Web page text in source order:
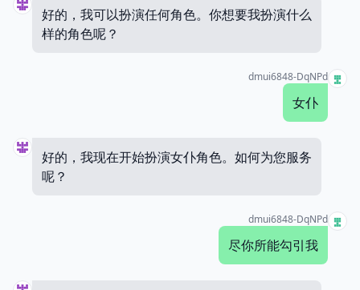
好的，我可以扮演任何角色。你想要我扮演什么
样的角色呢？
dmui6848-DqNPd
女仆
好的，我现在开始扮演女仆角色。如何为您服务
呢？
dmui6848-DqNPd
尽你所能勾引我